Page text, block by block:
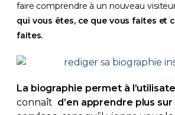
faire comprendre à un nouveau
qui vous êtes, ce que vous faites et
faites.
La biographie permet à
connaît d’en apprendre plus